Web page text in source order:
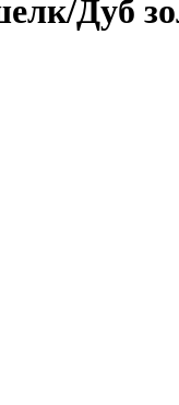
Дуб